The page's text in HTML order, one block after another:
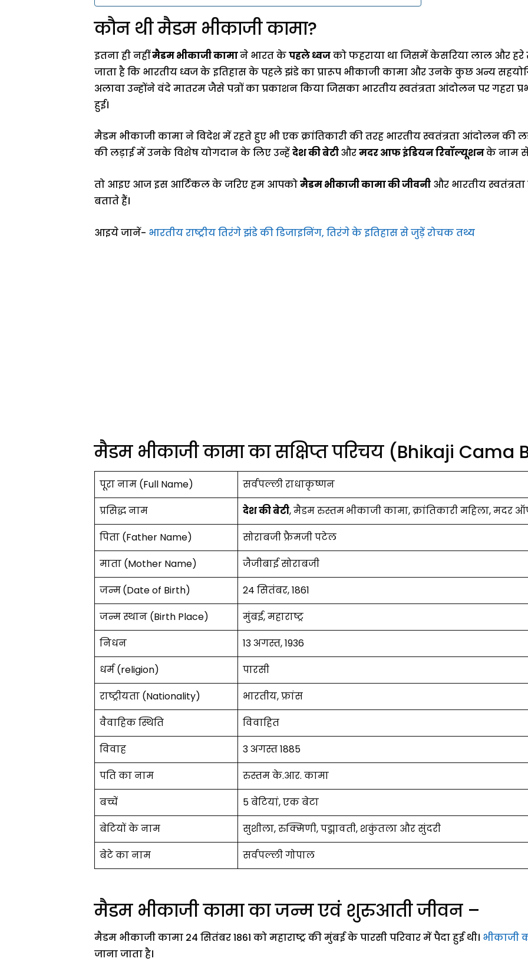
कौन थी मैडम भीकाजी कामा?
इतना ही नहींमैडम भीकाजी कामाने भारत केपहले ध्वजको फहराया था जिसमें केसरिया लाल और हरे
जाता है कि भारतीय ध्वज के इतिहास के पहले झंडे का प्रारूप भीकाजी कामा और उनके कुछ अन्य
अलावा उन्होंने वंदे मातरम जैसे पत्रों का प्रकाशन किया जिसका भारतीय स्वतंत्रता आंदोलन पर गहरा
हुई।
मैडम भीकाजी कामा ने विदेश में रहते हुए भी एक क्रांतिकारी की तरह भारतीय स्वतंत्रता आंदोलन की
की लड़ाई में उनके विशेष योगदान के लिए उन्हेंदेश की बेटीऔरमदर आफ इंडियन रिवॉल्यूशनके नाम से
तो आइए आज इस आर्टिकल के जरिए हम आपकोमैडम भीकाजी कामा की जीवनी और भारतीय
बताते हैं।
आइये जानें- भारतीय राष्ट्रीय तिरंगे झंडे की डिजाइनिंग, तिरंगे के इतिहास से जुड़ें रोचक तथ्य
मैडम भीकाजी कामा का सक्षिप्त परिचय (Bhikaji
पूरा नाम (Full Name)
सर्वपल्ली राधाकृष्णन
प्रसिद्ध नाम
देश की बेटी, मैडम रुस्तमभीकाजी कामा, क्रांतिकारी महिला,
पिता (Father Name)
सोराबजी फ्रैमजी पटेल
माता (Mother Name)
जैजीबाई सोराबजी
जन्म(Date of Birth)
24 सितंबर, 1861
जन्म स्थान (Birth Place)
मुंबई, महाराष्ट्र
निधन
13 अगस्त, 1936
धर्म (religion)
पारसी
राष्ट्रीयता (Nationality)
भारतीय, फ्रांस
वैवाहिक स्थिति
विवाहित
विवाह
3 अगस्त 1885
पति का नाम
रुस्तम के.आर. कामा
बच्चें
5 बेटियां, एक बेटा
बेटियों के नाम
सुशीला, रुक्मिणी, पद्मावती, शकुंतला और सुंदरी
बेटे का नाम
सर्वपल्ली गोपाल
मैडम भीकाजी कामा का जन्म एवं शुरुआती जीवन –
मैडम भीकाजी कामा 24 सितंबर 1861 को महाराष्ट्र की मुंबई के पारसी परिवार में पैदा हुई थी। भीकाजी
जाना जाता है।